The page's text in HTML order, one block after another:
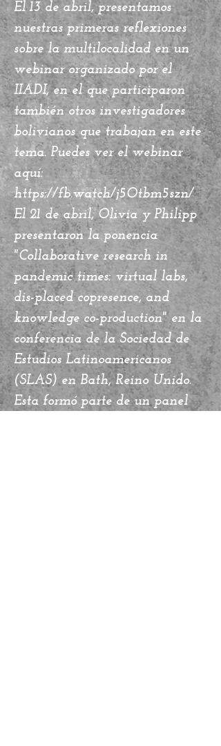
El 13 de abril, presentamos
nuestras primeras reflexiones
sobre la multilocalidad en un
webinar organizado por el
IIADI, en el que participaron
también otros investigadores
bolivianos que trabajan en este
tema. Puedes ver el webinar
aquí:
https://fb.watch/j5Otbm5szn/
El 21 de abril, Olivia y Philipp
presentaron la ponencia
"Collaborative research in
pandemic times: virtual labs,
dis-placed copresence, and
knowledge co-production" en la
conferencia de la Sociedad de
Estudios Latinoamericanos
(SLAS) en Bath, Reino Unido.
Esta formó parte de un panel